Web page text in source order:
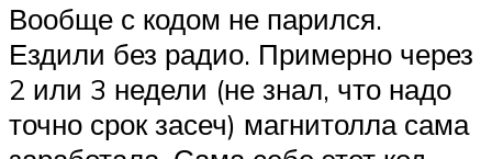
Вообще с кодом не парился.
Ездили без радио. Примерно через
2 или 3 недели (не знал, что надо
точно срок засеч) магнитолла сама